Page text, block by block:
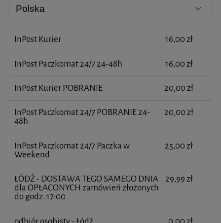
InPost Kurier 16,00 zł
InPost Paczkomat 24/7 24-48h 16,00 zł
InPost Kurier POBRANIE 20,00 zł
InPost Paczkomat 24/7 POBRANIE 24-
48h
20,00 zł
InPost Paczkomat 24/7 Paczka w
Weekend
25,00 zł
ŁÓDŹ - DOSTAWA TEGO SAMEGO DNIA
dla OPŁACONYCH zamówień złożonych
do godz. 17:00
29,99 zł